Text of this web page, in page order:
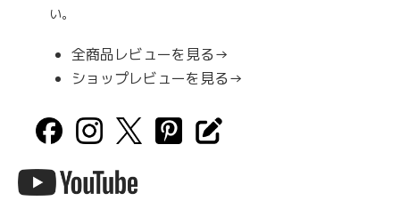
い。
全商品レビューを見る→
ショップレビューを見る→